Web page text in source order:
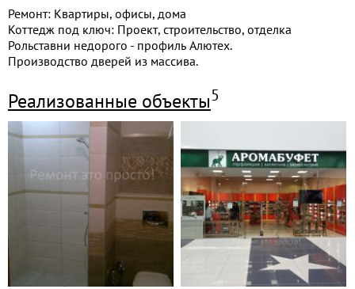
Ремонт: Квартиры, офисы, дома
Коттедж под ключ: Проект, строительство, отделка
Рольставни недорого - профиль Алютех.
Производство дверей из массива.
Реализованные объекты5